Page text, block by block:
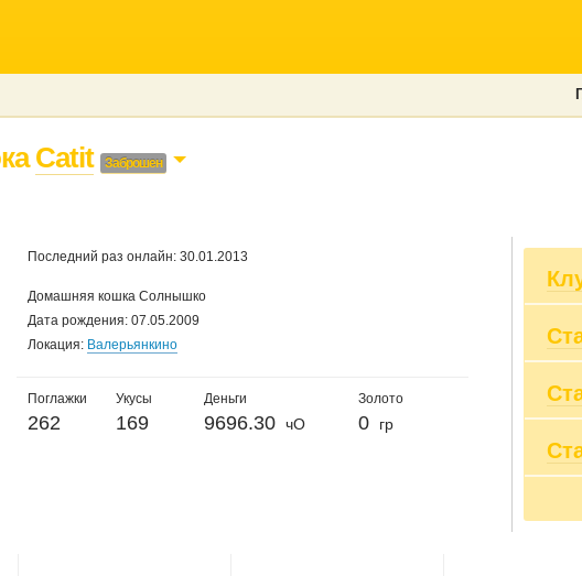
Catit Заброшен
Последний раз онлайн: 30.01.2013
Домашняя кошка Солнышко
Дата рождения: 07.05.2009
Локация: Валерьянкино
Поглажки
262
Укусы
169
Деньги
9696.30 чО
Золото
0 гр